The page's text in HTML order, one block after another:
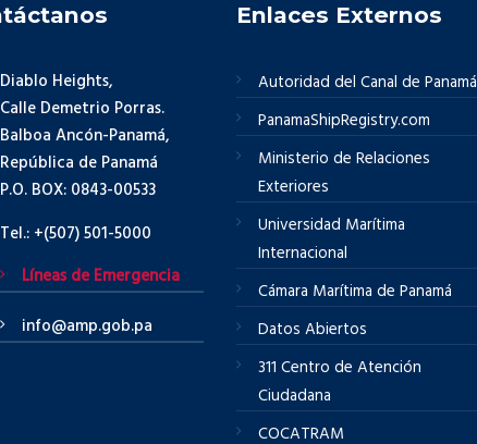
Diablo Heights,
Calle Demetrio Porras.
Balboa Ancón-Panamá,
República de Panamá
P.O. BOX: 0843-00533
Tel.: +(507) 501-5000
Líneas de Emergencia
info@amp.gob.pa
Enlaces Externos
Autoridad del Canal de Panamá
PanamaShipRegistry.com
Ministerio de Relaciones
Exteriores
Universidad Marítima
Internacional
Cámara Marítima de Panamá
Datos Abiertos
311 Centro de Atención
Ciudadana
COCATRAM